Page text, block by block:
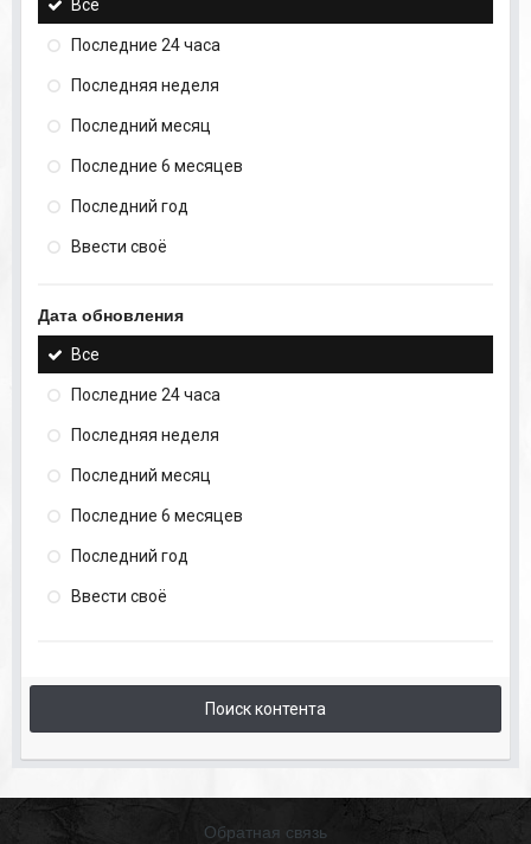
Все
Последние 24 часа
Последняя неделя
Последний месяц
Последние 6 месяцев
Последний год
Ввести своё
Дата обновления
Все
Последние 24 часа
Последняя неделя
Последний месяц
Последние 6 месяцев
Последний год
Ввести своё
Поиск контента
Обратная связь